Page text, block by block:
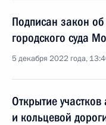
Подписан закон
городского суда
5 декабря 2022 года,
Открытие
и кольцевой